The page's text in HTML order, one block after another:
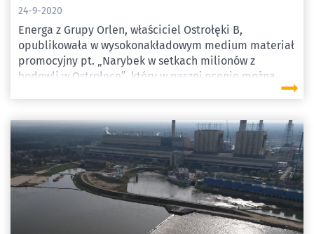
24-9-2020
Energa z Grupy Orlen, właściciel Ostrołęki B,
opublikowała w wysokonakładowym medium materiał
promocyjny pt. „Narybek w setkach milionów z
hodowli w Ostrołęce”, który w naszej ocenie można
ekspertów. Działania prośrodowiskowe prowadzone
przez Ostrołękę B nie rekompensują strat
powodowanych przez systemy chłodzące elektrowni, a
mogą wręcz zaszkodzić ekosystemowi Narwi.